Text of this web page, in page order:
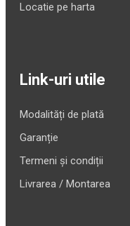
Locatie pe harta
Link-uri utile
Modalități de plată
Garanție
Termeni și condiții
Livrarea / Montarea